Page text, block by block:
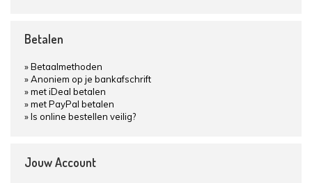
Betalen
Betaalmethoden
Anoniem op je bankafschrift
met iDeal betalen
met PayPal betalen
Is online bestellen veilig?
Jouw Account